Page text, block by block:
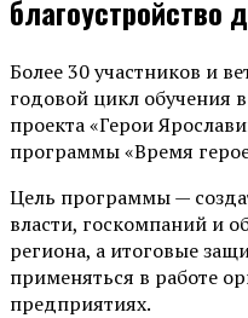
благоустройство
Более 30 участников и
годовой цикл обучения
проекта «Герои
программы «Время
Цель программы —
власти, госкомпаний и
региона, а итоговые
применяться в работе
предприятиях.